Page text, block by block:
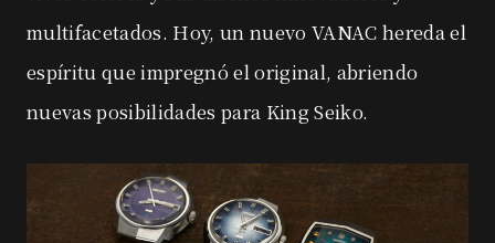
multifacetados. Hoy, un nuevo VANAC hereda el
espíritu que impregnó el original, abriendo
nuevas posibilidades para King Seiko.